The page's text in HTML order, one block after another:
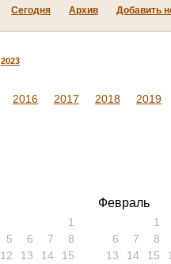
Сегодня Архив Добавить
2023
2016 2017 2018 2019
1
5 6 7
8
12 13 14
15
Февраль
1
6
7 8
13
14 15